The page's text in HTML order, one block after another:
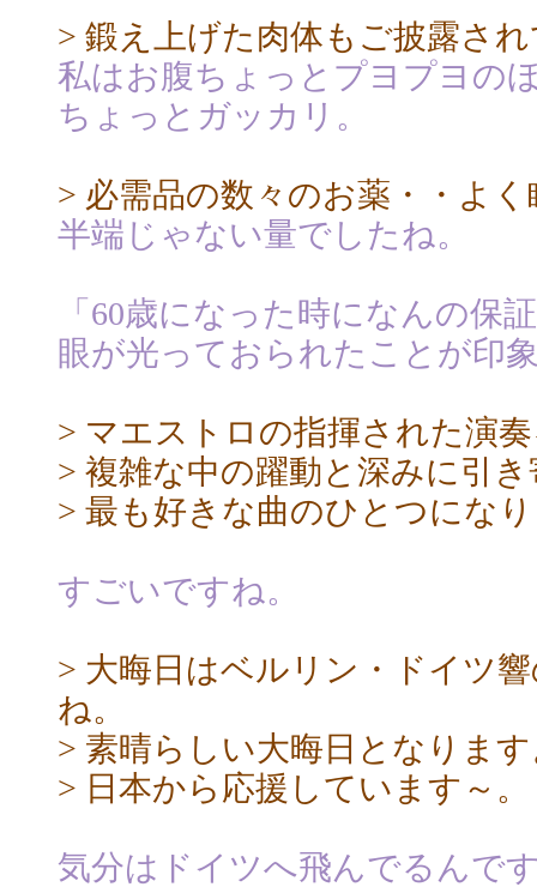
> 鍛え上げた肉体もご披露さ
私はお腹ちょっとプヨプヨの
ちょっとガッカリ。
> 必需品の数々のお薬・・よ
半端じゃない量でしたね。
「60歳になった時になんの保
眼が光っておられたことが印
> マエストロの指揮された演
> 複雑な中の躍動と深みに引
> 最も好きな曲のひとつにな
すごいですね。
> 大晦日はベルリン・ドイツ
ね。
> 素晴らしい大晦日となりま
> 日本から応援しています～。
気分はドイツへ飛んでるんで